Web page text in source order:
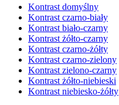
Kontrast domyślny
Kontrast czarno-biały
Kontrast biało-czarny
Kontrast żółto-czarny
Kontrast czarno-żółty
Kontrast czarno-zielony
Kontrast zielono-czarny
Kontrast żółto-niebieski
Kontrast niebiesko-żółty